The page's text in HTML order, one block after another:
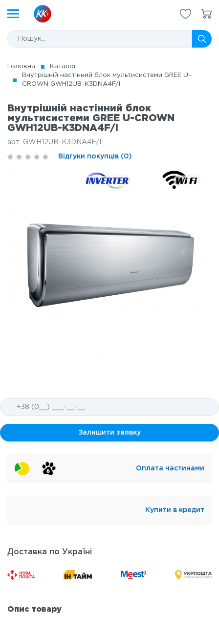
Головна
Каталог
Внутрішній настінний блок мультисистеми GREE U-
CROWN GWH12UB-K3DNA4F/I
Внутрішній настінний блок
мультисистеми GREE U-CROWN
GWH12UB-K3DNA4F/I
арт. GWH12UB-K3DNA4F/I
Відгуки покупців (0)
Залишити заявку
Оплата частинами
Купити в кредит
Доставка по Україні
Опис товару